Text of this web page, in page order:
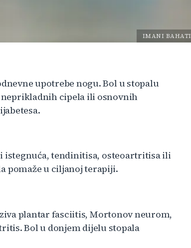
IMANI BAHATI
upotrebe nogu. Bol u stopalu
cipela ili osnovnih
istegnuća, tendinitisa, osteoartritisa ili
pomaže u ciljanoj terapiji.
plantar fasciitis, Mortonov neurom,
Bol u donjem dijelu stopala